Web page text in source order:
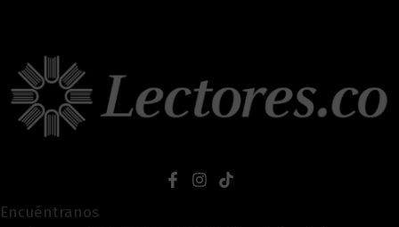
Encuéntranos